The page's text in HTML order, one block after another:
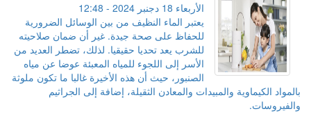
الأربعاء 18 دجنبر 2024 - 12:48
يعتبر الماء النظيف من بين الوسائل الضرورية
للحفاظ على صحة جيدة. غير أن ضمان صلاحيته
للشرب يعد تحديا حقيقيا. لذلك، تضطر العديد من
الأسر إلى اللجوء للمياه المعبئة عوضا عن مياه
الصنبور، حيث أن هذه الأخيرة غالبا ما تكون ملوثة
بالمواد الكيماوية والمبيدات والمعادن الثقيلة، إضافة إلى الجراثيم
والفيروسات.